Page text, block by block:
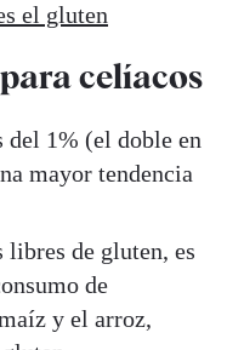
el gluten
celíacos
del 1% (el doble en
mayor tendencia
libres de gluten, es
de
y el arroz,